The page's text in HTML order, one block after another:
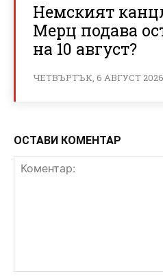
Немският
Мерц подава
на 10 август?
ЧЕТВЪРТЪК, 6 АВГУСТ 2026
ОСТАВИ КОМЕНТАР